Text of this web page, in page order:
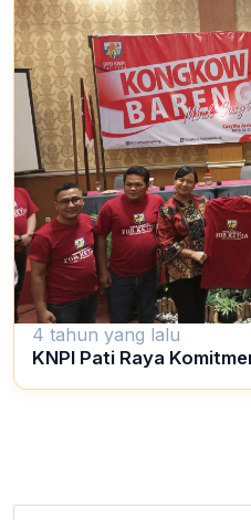
4 tahun yang lalu
KNPI Pati Raya